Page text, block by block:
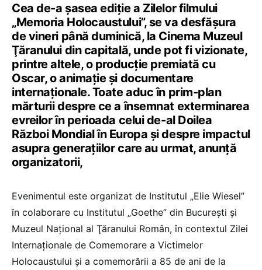
Cea de-a şasea ediţie a Zilelor filmului
„Memoria Holocaustului”, se va desfăşura
de vineri până duminică, la Cinema Muzeul
Ţăranului din capitală, unde pot fi vizionate,
printre altele, o producţie premiată cu
Oscar, o animaţie şi documentare
internaţionale. Toate aduc în prim-plan
mărturii despre ce a însemnat exterminarea
evreilor în perioada celui de-al Doilea
Război Mondial în Europa şi despre impactul
asupra generaţiilor care au urmat, anunță
organizatorii,
Evenimentul este organizat de Institutul „Elie Wiesel”
în colaborare cu Institutul „Goethe” din Bucureşti şi
Muzeul Naţional al Ţăranului Român, în contextul Zilei
Internaţionale de Comemorare a Victimelor
Holocaustului şi a comemorării a 85 de ani de la